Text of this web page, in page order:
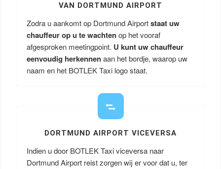
VAN DORTMUND AIRPORT
Zodra u aankomt op Dortmund Airportstaat uw
chauffeur op u te wachtenop het vooraf
afgesproken meetingpoint. U kunt uw chauffeur
eenvoudig herkennenaan het bordje, waarop uw
naam en het BOTLEK Taxi logo staat.
DORTMUND AIRPORT VICEVERSA
Indien u door BOTLEK Taxi viceversa naar
Dortmund Airport reist zorgen wij er voor dat u, ter